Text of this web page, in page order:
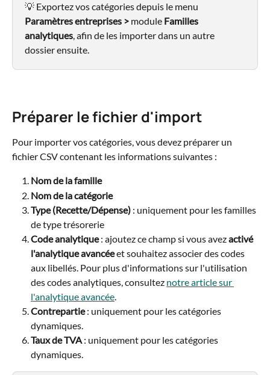
💡 Exportez vos catégories depuis le menu
Paramètres entreprises > module Familles
analytiques, afin de les importer dans un autre
dossier ensuite.
Préparer le fichier d'import
Pour importer vos catégories, vous devez préparer un
fichier CSV contenant les informations suivantes :
Nom de la famille
Nom de la catégorie
Type (Recette/Dépense) : uniquement pour les familles
de type trésorerie
Code analytique : ajoutez ce champ si vous avez activé
l'analytique avancée et souhaitez associer des codes
aux libellés. Pour plus d'informations sur l'utilisation
des codes analytiques, consultez notre article sur
l'analytique avancée.
Contrepartie : uniquement pour les catégories
dynamiques.
Taux de TVA : uniquement pour les catégories
dynamiques.